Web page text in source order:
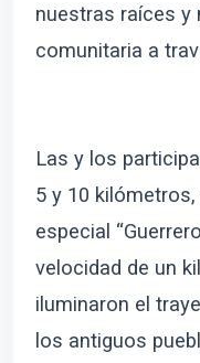
nuestras raíces y
comunitaria a
Las y los
5 y 10
especial
velocidad de un
iluminaron el
los antiguos